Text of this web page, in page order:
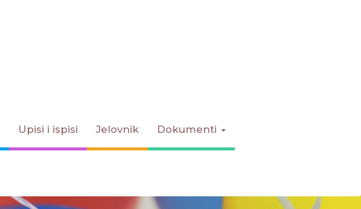
Upisi i ispisi Jelovnik Dokumenti